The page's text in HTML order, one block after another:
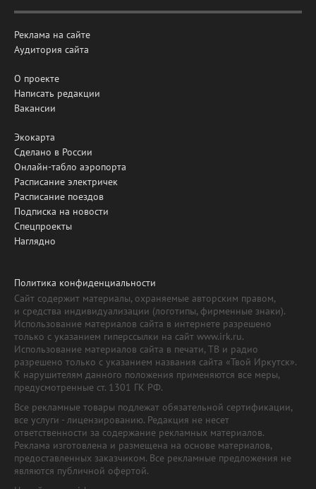
Реклама на сайте
Аудитория сайта
О проекте
Написать редакции
Вакансии
Экокарта
Сделано в России
Онлайн-табло аэропорта
Расписание электричек
Расписание поездов
Подписка на новости
Спецпроекты
Наглядно
Политика конфиденциальности
Сайт содержит материалы, охраняемые авторским правом,
и средства индивидуализации (логотипы, фирменные знаки).
Использование материалов сайта в интернете разрешено
только с указанием гиперссылки на сайт www.irk.ru.
Использование материалов сайта в печати, ТВ и радио
разрешено только с указанием названия сайта «Твой Иркутск».
К нарушителям данного положения применяются все меры,
предусмотренные ст. 1301 ГК РФ.
Все рекламные товары подлежат обязательной сертификации,
все услуги - лицензированию. Редакция не несет
ответственности за содержание рекламных материалов.
Реклама изготовлена и размещена на основе материалов,
предоставленных заказчиком. Все рекламные предложения не
являются публичной офертой.